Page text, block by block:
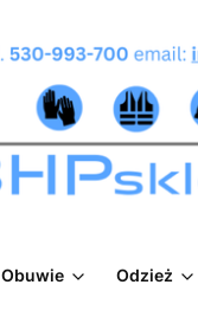
Obuwie Odzież